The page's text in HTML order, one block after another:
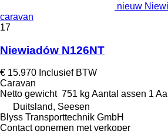
nieuw
caravan
17
Niewiadów N126NT
€ 15.970 Inclusief BTW
Caravan
Netto gewicht 751 kg Aantal assen 1
Duitsland, Seesen
Blyss Transporttechnik GmbH
Contact opnemen met verkoper